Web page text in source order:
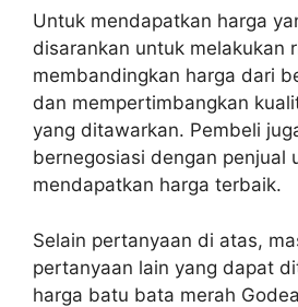
Untuk mendapatkan harga
disarankan untuk melakukan
membandingkan harga dari
dan mempertimbangkan
yang ditawarkan. Pembeli
bernegosiasi dengan penjual
mendapatkan harga terbaik.
Selain pertanyaan di atas,
pertanyaan lain yang dapat
harga batu bata merah